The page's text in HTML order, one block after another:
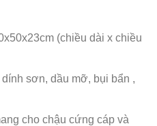
(chiều dài x chiều
sơn, dầu mỡ, bụi bẩn ,
cho chậu cứng cáp và